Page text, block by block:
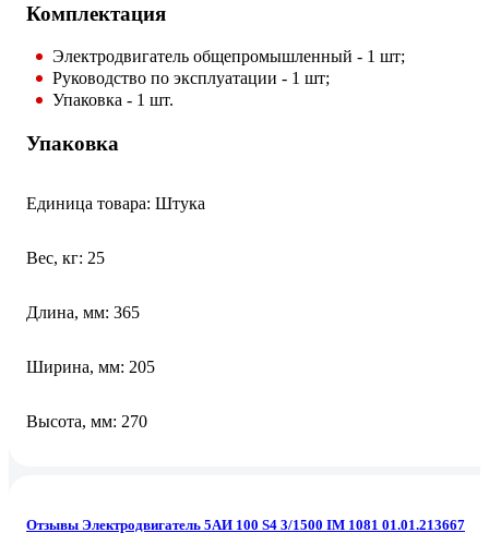
Комплектация
Электродвигатель общепромышленный - 1 шт;
Руководство по эксплуатации - 1 шт;
Упаковка - 1 шт.
Упаковка
Единица товара: Штука
Вес, кг: 25
Длина, мм: 365
Ширина, мм: 205
Высота, мм: 270
Отзывы Электродвигатель 5АИ 100 S4 3/1500 IM 1081 01.01.213667